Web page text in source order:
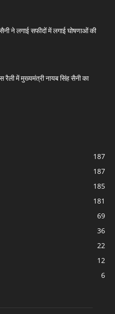
ने लगाई सफीदों में लगाई घोषणाओं की
रैली में मुख्यमंत्री नायब सिंह सैनी का
187
187
185
181
69
36
22
12
6